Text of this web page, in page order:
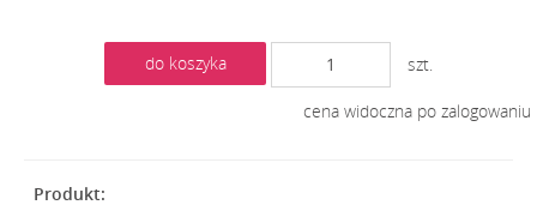
do koszyka szt.
cena widoczna po zalogowaniu